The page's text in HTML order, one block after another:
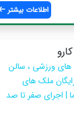
اطلاعات بیشتر
های ورزشی ، سالن
ملک های
اجرای صفر تا صد